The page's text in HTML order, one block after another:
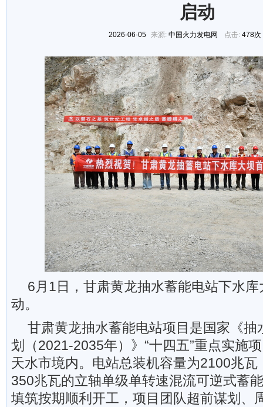
启动
2026-06-05 来源: 中国火力发电网 点击: 478次
6月1日，甘肃黄龙抽水蓄能电站下水
动。
甘肃黄龙抽水蓄能电站项目是国家《抽
划（2021-2035年）》“十四五”重点实施
天水市境内。电站总装机容量为2100兆
350兆瓦的立轴单级单转速混流可逆式蓄
填筑按期顺利开工，项目团队超前谋划、